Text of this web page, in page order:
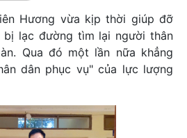
Hương vừa kịp thời giúp đỡ
bị lạc đường tìm lại người thân
Qua đó một lần nữa khẳng
dân phục vụ" của lực lượng